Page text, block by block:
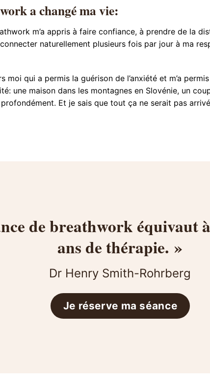
a changé ma vie:
m’a appris à faire confiance, à prendre de la
naturellement plusieurs fois par jour à ma
moi qui a permis la guérison de l’anxiété et m’a
une maison dans les montagnes en Slovénie, un
Et je sais que tout ça ne serait pas
de breathwork équivaut
ans de thérapie. »
Dr Henry Smith-Rohrberg
Je réserve ma séance